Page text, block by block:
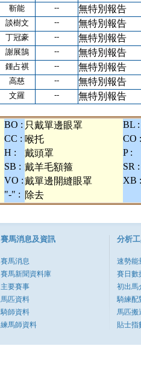
靳能 -- 無特別報告
談樹文 -- 無特別報告
丁冠豪 -- 無特別報告
謝展鵠 -- 無特別報告
鍾占祺 -- 無特別報告
高慈 -- 無特別報告
文羅 -- 無特別報告
BO : 只戴單邊眼罩
BL :
CC : 喉托
CO :
H : 戴頭罩
P :
SB : 戴羊毛額箍
SR :
VO :戴單邊開縫眼罩
XB :
"-" : 除去
賽馬消息及資訊
賽馬消息
賽馬新聞資料庫
主要賽事
馬匹資料
騎師資料
練馬師資料
分析
速勢能
賽日數
初出馬
騎練配
馬匹搬
貼士指